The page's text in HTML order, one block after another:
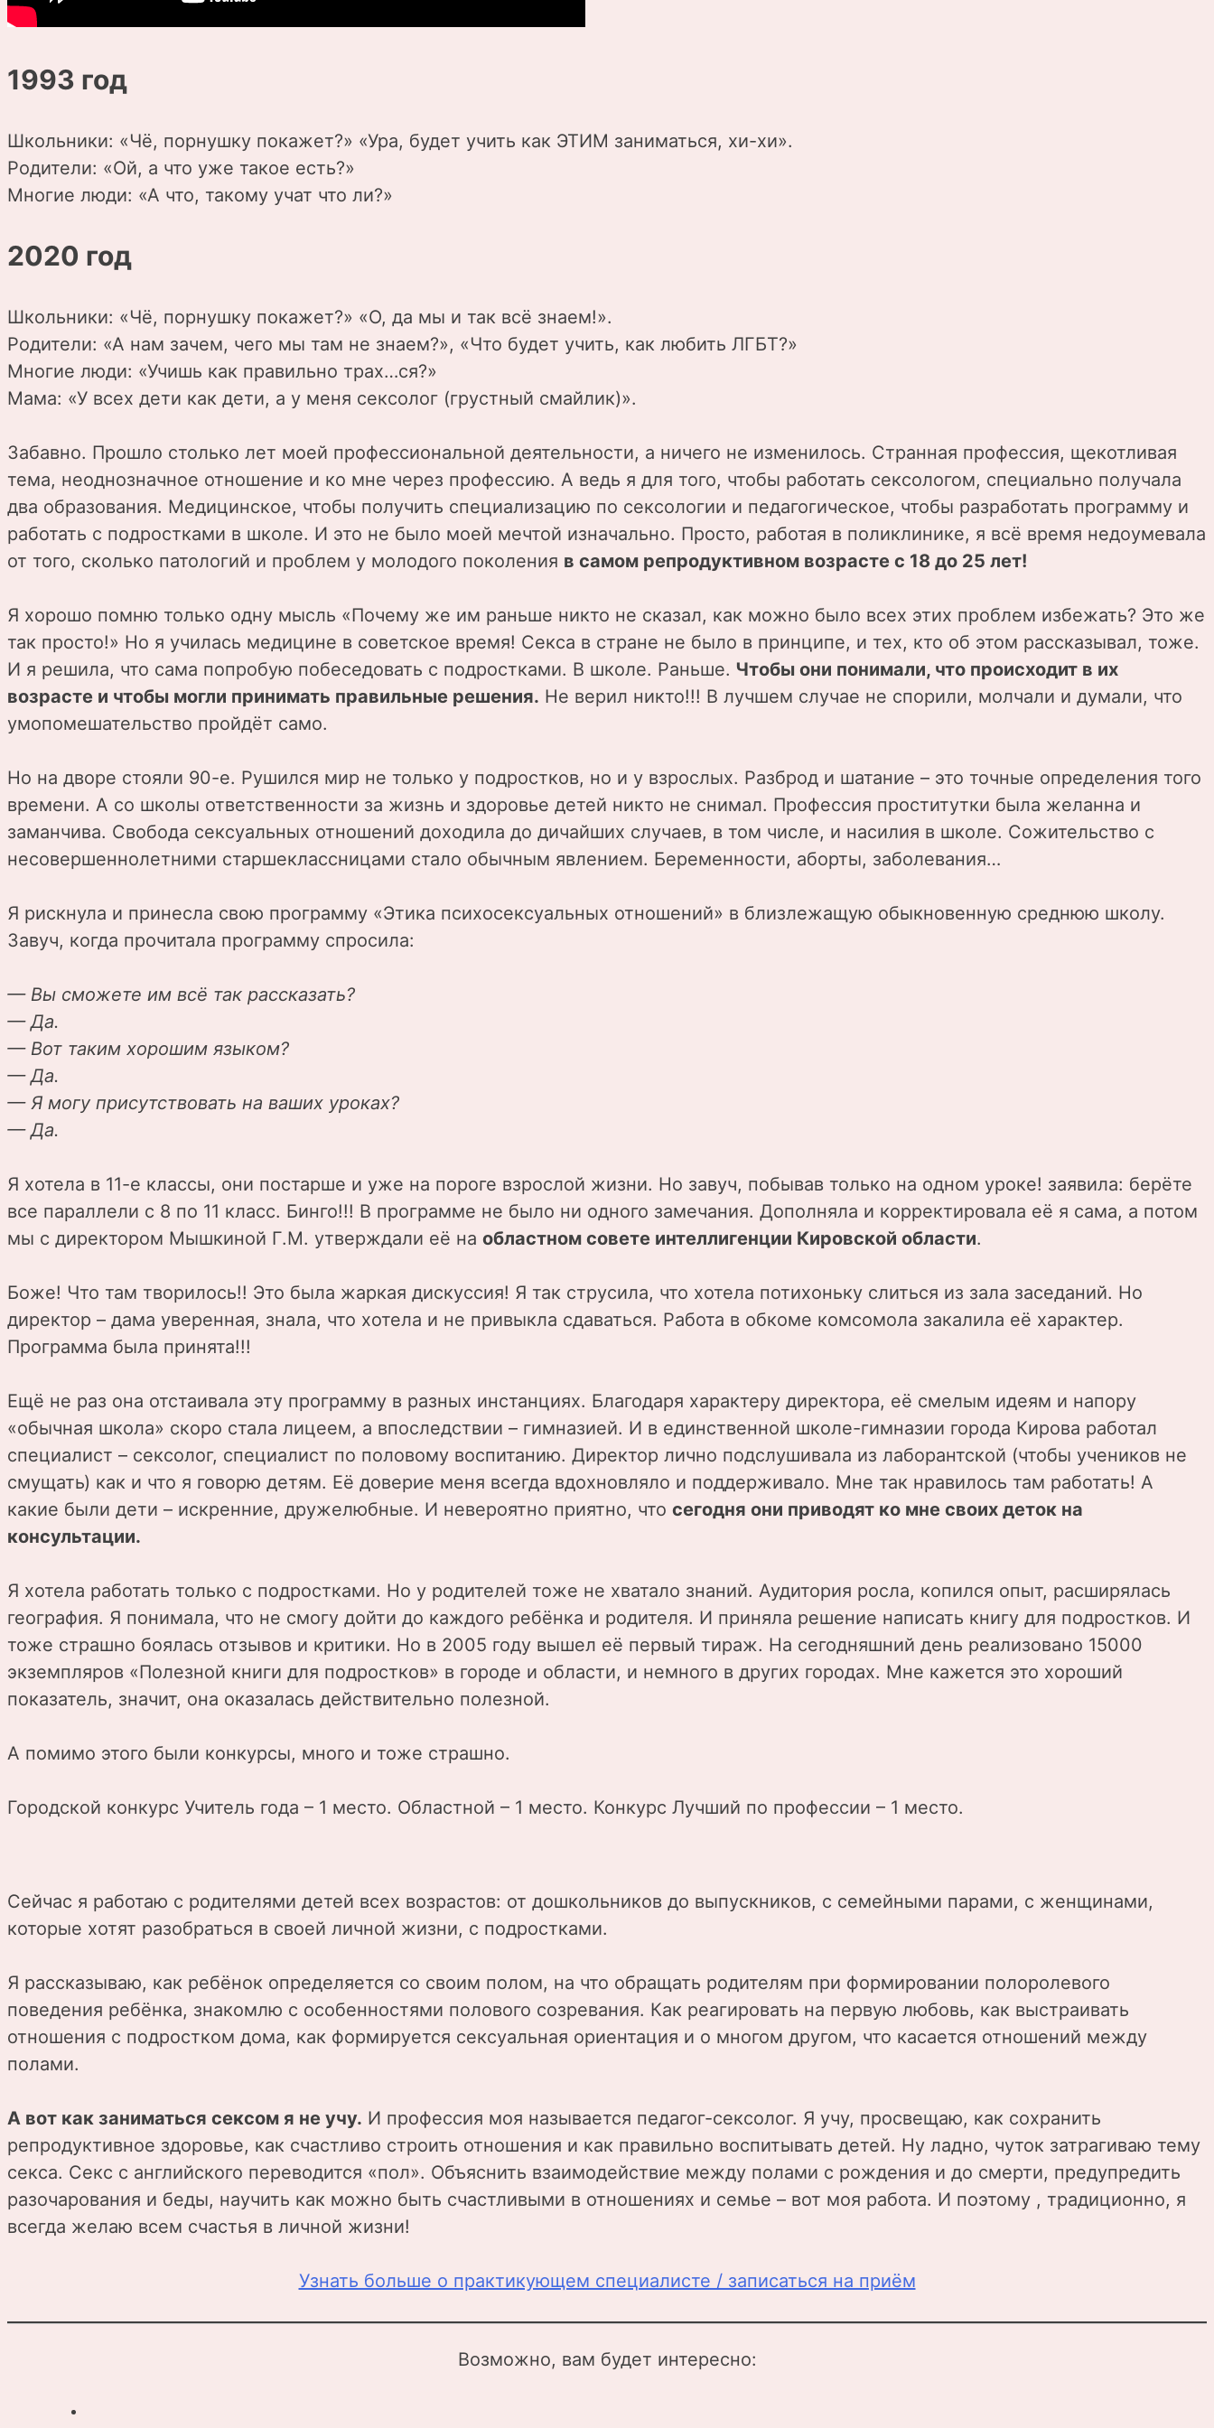
1993 год
Школьники: «Чё, порнушку покажет?» «Ура, будет учить как ЭТИМ заниматься, хи-хи».
Родители: «Ой, а что уже такое есть?»
Многие люди: «А что, такому учат что ли?»
2020 год
Школьники: «Чё, порнушку покажет?» «О, да мы и так всё знаем!».
Родители: «А нам зачем, чего мы там не знаем?», «Что будет учить, как любить ЛГБТ?»
Многие люди: «Учишь как правильно трах…ся?»
Мама: «У всех дети как дети, а у меня сексолог (грустный смайлик)».
Забавно. Прошло столько лет моей профессиональной деятельности, а ничего не изменилось. Странная профессия, щекотливая
тема, неоднозначное отношение и ко мне через профессию. А ведь я для того, чтобы работать сексологом, специально получала
два образования. Медицинское, чтобы получить специализацию по сексологии и педагогическое, чтобы разработать программу и
работать с подростками в школе. И это не было моей мечтой изначально. Просто, работая в поликлинике, я всё время недоумевала
от того, сколько патологий и проблем у молодого поколения в самом репродуктивном возрасте с 18 до 25 лет!
Я хорошо помню только одну мысль «Почему же им раньше никто не сказал, как можно было всех этих проблем избежать? Это же
так просто!» Но я училась медицине в советское время! Секса в стране не было в принципе, и тех, кто об этом рассказывал, тоже.
И я решила, что сама попробую побеседовать с подростками. В школе. Раньше. Чтобы они понимали, что происходит в их
возрасте и чтобы могли принимать правильные решения. Не верил никто!!! В лучшем случае не спорили, молчали и думали, что
умопомешательство пройдёт само.
Но на дворе стояли 90-е. Рушился мир не только у подростков, но и у взрослых. Разброд и шатание – это точные определения того
времени. А со школы ответственности за жизнь и здоровье детей никто не снимал. Профессия проститутки была желанна и
заманчива. Свобода сексуальных отношений доходила до дичайших случаев, в том числе, и насилия в школе. Сожительство с
несовершеннолетними старшеклассницами стало обычным явлением. Беременности, аборты, заболевания…
Я рискнула и принесла свою программу «Этика психосексуальных отношений» в близлежащую обыкновенную среднюю школу.
Завуч, когда прочитала программу спросила:
— Вы сможете им всё так рассказать?
— Да.
— Вот таким хорошим языком?
— Да.
— Я могу присутствовать на ваших уроках?
— Да.
Я хотела в 11-е классы, они постарше и уже на пороге взрослой жизни. Но завуч, побывав только на одном уроке! заявила: берёте
все параллели с 8 по 11 класс. Бинго!!! В программе не было ни одного замечания. Дополняла и корректировала её я сама, а потом
мы с директором Мышкиной Г.М. утверждали её на областном совете интеллигенции Кировской области.
Боже! Что там творилось!! Это была жаркая дискуссия! Я так струсила, что хотела потихоньку слиться из зала заседаний. Но
директор – дама уверенная, знала, что хотела и не привыкла сдаваться. Работа в обкоме комсомола закалила её характер.
Программа была принята!!!
Ещё не раз она отстаивала эту программу в разных инстанциях. Благодаря характеру директора, её смелым идеям и напору
«обычная школа» скоро стала лицеем, а впоследствии – гимназией. И в единственной школе-гимназии города Кирова работал
специалист – сексолог, специалист по половому воспитанию. Директор лично подслушивала из лаборантской (чтобы учеников не
смущать) как и что я говорю детям. Её доверие меня всегда вдохновляло и поддерживало. Мне так нравилось там работать! А
какие были дети – искренние, дружелюбные. И невероятно приятно, что сегодня они приводят ко мне своих деток на
консультации.
Я хотела работать только с подростками. Но у родителей тоже не хватало знаний. Аудитория росла, копился опыт, расширялась
география. Я понимала, что не смогу дойти до каждого ребёнка и родителя. И приняла решение написать книгу для подростков. И
тоже страшно боялась отзывов и критики. Но в 2005 году вышел её первый тираж. На сегодняшний день реализовано 15000
экземпляров «Полезной книги для подростков» в городе и области, и немного в других городах. Мне кажется это хороший
показатель, значит, она оказалась действительно полезной.
А помимо этого были конкурсы, много и тоже страшно.
Городской конкурс Учитель года – 1 место. Областной – 1 место. Конкурс Лучший по профессии – 1 место.
Сейчас я работаю с родителями детей всех возрастов: от дошкольников до выпускников, с семейными парами, с женщинами,
которые хотят разобраться в своей личной жизни, с подростками.
Я рассказываю, как ребёнок определяется со своим полом, на что обращать родителям при формировании полоролевого
поведения ребёнка, знакомлю с особенностями полового созревания. Как реагировать на первую любовь, как выстраивать
отношения с подростком дома, как формируется сексуальная ориентация и о многом другом, что касается отношений между
полами.
А вот как заниматься сексом я не учу. И профессия моя называется педагог-сексолог. Я учу, просвещаю, как сохранить
репродуктивное здоровье, как счастливо строить отношения и как правильно воспитывать детей. Ну ладно, чуток затрагиваю тему
секса. Секс с английского переводится «пол». Объяснить взаимодействие между полами с рождения и до смерти, предупредить
разочарования и беды, научить как можно быть счастливыми в отношениях и семье – вот моя работа. И поэтому , традиционно, я
всегда желаю всем счастья в личной жизни!
Узнать больше о практикующем специалисте / записаться на приём
Возможно, вам будет интересно: